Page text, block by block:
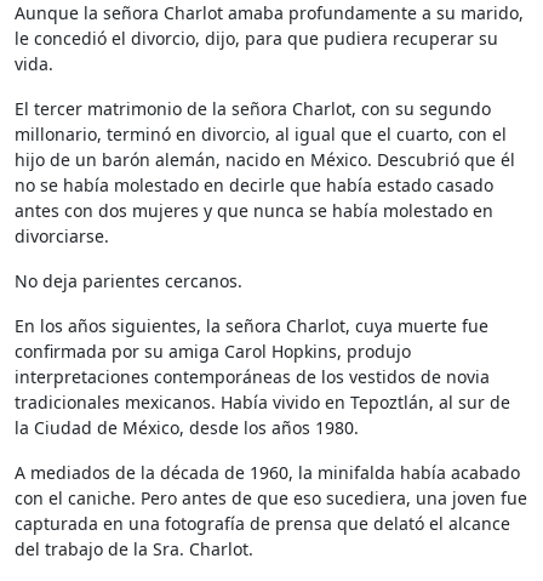
Aunque la señora Charlot amaba profundamente a su marido,
le concedió el divorcio, dijo, para que pudiera recuperar su
vida.
El tercer matrimonio de la señora Charlot, con su segundo
millonario, terminó en divorcio, al igual que el cuarto, con el
hijo de un barón alemán, nacido en México. Descubrió que él
no se había molestado en decirle que había estado casado
antes con dos mujeres y que nunca se había molestado en
divorciarse.
No deja parientes cercanos.
En los años siguientes, la señora Charlot, cuya muerte fue
confirmada por su amiga Carol Hopkins, produjo
interpretaciones contemporáneas de los vestidos de novia
tradicionales mexicanos. Había vivido en Tepoztlán, al sur de
la Ciudad de México, desde los años 1980.
A mediados de la década de 1960, la minifalda había acabado
con el caniche. Pero antes de que eso sucediera, una joven fue
capturada en una fotografía de prensa que delató el alcance
del trabajo de la Sra. Charlot.